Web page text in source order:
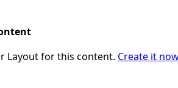
Layout for this content. Create it